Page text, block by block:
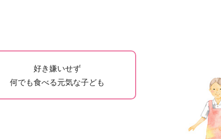
好き嫌いせず
何でも食べる元気な子ども